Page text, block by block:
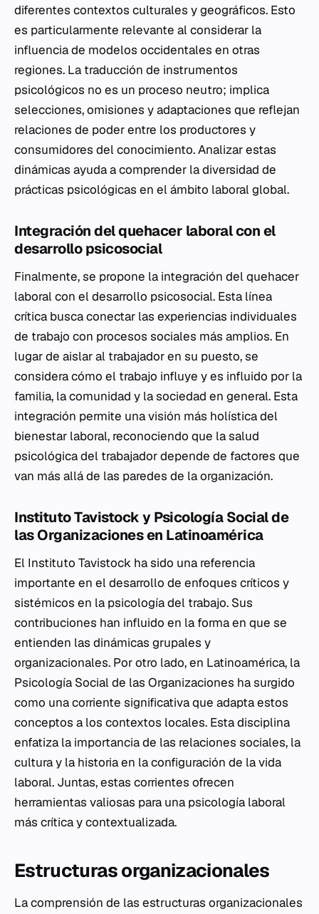
diferentes contextos culturales y geográficos. Esto
es particularmente relevante al considerar la
influencia de modelos occidentales en otras
regiones. La traducción de instrumentos
psicológicos no es un proceso neutro; implica
selecciones, omisiones y adaptaciones que reflejan
relaciones de poder entre los productores y
consumidores del conocimiento. Analizar estas
dinámicas ayuda a comprender la diversidad de
prácticas psicológicas en el ámbito laboral global.
Integración del quehacer laboral con el
desarrollo psicosocial
Finalmente, se propone la integración del quehacer
laboral con el desarrollo psicosocial. Esta línea
crítica busca conectar las experiencias individuales
de trabajo con procesos sociales más amplios. En
lugar de aislar al trabajador en su puesto, se
considera cómo el trabajo influye y es influido por la
familia, la comunidad y la sociedad en general. Esta
integración permite una visión más holística del
bienestar laboral, reconociendo que la salud
psicológica del trabajador depende de factores que
van más allá de las paredes de la organización.
Instituto Tavistock y Psicología Social de
las Organizaciones en Latinoamérica
El Instituto Tavistock ha sido una referencia
importante en el desarrollo de enfoques críticos y
sistémicos en la psicología del trabajo. Sus
contribuciones han influido en la forma en que se
entienden las dinámicas grupales y
organizacionales. Por otro lado, en Latinoamérica, la
Psicología Social de las Organizaciones ha surgido
como una corriente significativa que adapta estos
conceptos a los contextos locales. Esta disciplina
enfatiza la importancia de las relaciones sociales, la
cultura y la historia en la configuración de la vida
laboral. Juntas, estas corrientes ofrecen
herramientas valiosas para una psicología laboral
más crítica y contextualizada.
Estructuras organizacionales
La comprensión de las estructuras organizacionales